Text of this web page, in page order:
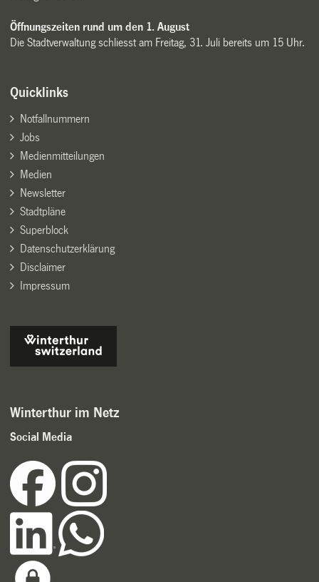
Öffnungszeiten rund um den 1. August
Die Stadtverwaltung schliesst am Freitag, 31. Juli bereits um 15 Uhr.
Quicklinks
Notfallnummern
Jobs
Medienmitteilungen
Medien
Newsletter
Stadtpläne
Superblock
Datenschutzerklärung
Disclaimer
Impressum
Winterthur im Netz
Social Media